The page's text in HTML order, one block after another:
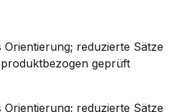
reduzierte Sätze
geprüft
reduzierte Sätze